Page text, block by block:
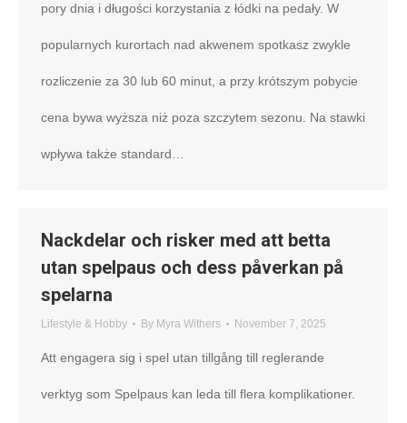
pory dnia i długości korzystania z łódki na pedały. W
popularnych kurortach nad akwenem spotkasz zwykle
rozliczenie za 30 lub 60 minut, a przy krótszym pobycie
cena bywa wyższa niż poza szczytem sezonu. Na stawki
wpływa także standard…
Nackdelar och risker med att betta
utan spelpaus och dess påverkan på
spelarna
Lifestyle & Hobby By Myra Withers November 7, 2025
Att engagera sig i spel utan tillgång till reglerande
verktyg som Spelpaus kan leda till flera komplikationer.